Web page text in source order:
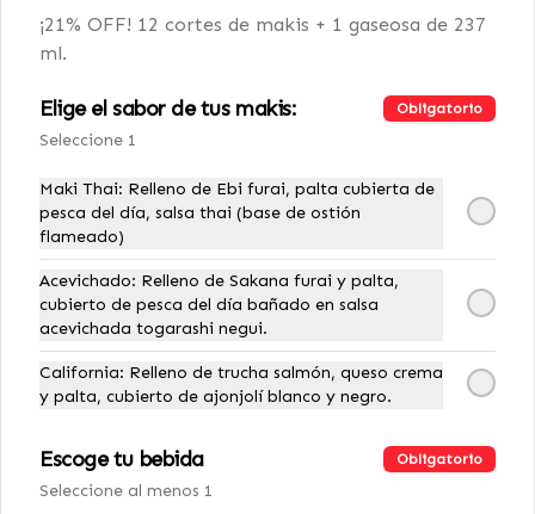
Pollero Brasa
12 cortes: Relleno de chicken furai y
flameado,ajonjolí y papas al hilo.
Pulpo al Olivo
12 cortes: Relleno de palta, Sakana
furai, cubierto de pulpo en trozos
bañado en salsa aceituna al olivo y
Neggi.
S/ 29.00
Salmon Sweet
12 cortes: Relleno de sakana furai y
¡21% OFF! 12 cortes de makis + 1 gaseosa de 237
ml.
Elige el sabor de tus makis: Obligatorio
Seleccione 1
Maki Thai: Relleno de Ebi furai, palta cubierta de
pesca del día, salsa thai (base de ostión
flameado)
Acevichado: Relleno de Sakana furai y palta,
cubierto de pesca del día bañado en salsa
acevichada togarashi negui.
California: Relleno de trucha salmón, queso crema
y palta, cubierto de ajonjolí blanco y negro.
Escoge tu bebida Obligatorio
Seleccione al menos 1